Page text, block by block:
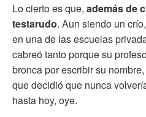
Lo cierto es que, además de
testarudo. Aun siendo un
en una de las escuelas
cabreó tanto porque su
bronca por escribir su
que decidió que nunca
hasta hoy, oye.